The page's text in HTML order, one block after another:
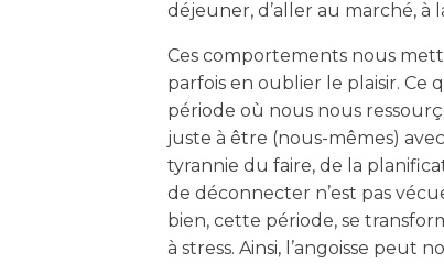
déjeuner, d’aller au marché, à
Ces comportements nous
parfois en oublier le plaisir. Ce
période où nous nous
juste à être (nous-mêmes)
tyrannie du faire, de la
de déconnecter n’est pas
bien, cette période, se
à stress. Ainsi, l’angoisse peut